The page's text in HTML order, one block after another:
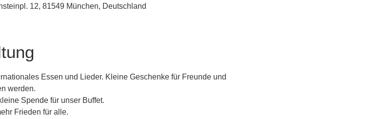
12, 81549 München, Deutschland
Essen und Lieder. Kleine Geschenke für Freunde und
werden.
Spende für unser Buffet.
Frieden für alle.